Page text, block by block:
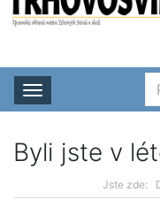
Rozbalit
Byli jste v
Jste zde: